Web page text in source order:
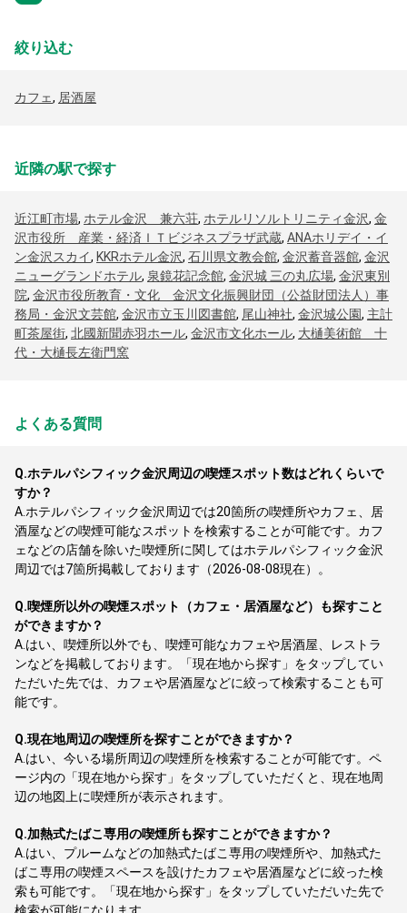
絞り込む
カフェ, 居酒屋
近隣の駅で探す
近江町市場, ホテル金沢 兼六荘, ホテルリソルトリニティ金沢, 金
沢市役所 産業・経済ＩＴビジネスプラザ武蔵, ANAホリデイ・イ
ン金沢スカイ, KKRホテル金沢, 石川県文教会館, 金沢蓄音器館, 金沢
ニューグランドホテル, 泉鏡花記念館, 金沢城 三の丸広場, 金沢東別
院, 金沢市役所教育・文化 金沢文化振興財団（公益財団法人）事
務局・金沢文芸館, 金沢市立玉川図書館, 尾山神社, 金沢城公園, 主計
町茶屋街, 北國新聞赤羽ホール, 金沢市文化ホール, 大樋美術館 十
代・大樋長左衛門窯
よくある質問
Q.ホテルパシフィック金沢周辺の喫煙スポット数はどれくらいで
すか？
A. ホテルパシフィック金沢周辺では20箇所の喫煙所やカフェ、居
酒屋などの喫煙可能なスポットを検索することが可能です。カフ
ェなどの店舗を除いた喫煙所に関してはホテルパシフィック金沢
周辺では7箇所掲載しております（2026-08-08現在）。
Q.喫煙所以外の喫煙スポット（カフェ・居酒屋など）も探すこと
ができますか？
A. はい、喫煙所以外でも、喫煙可能なカフェや居酒屋、レストラ
ンなどを掲載しております。「現在地から探す」をタップしてい
ただいた先では、カフェや居酒屋などに絞って検索することも可
能です。
Q.現在地周辺の喫煙所を探すことができますか？
A. はい、今いる場所周辺の喫煙所を検索することが可能です。ペ
ージ内の「現在地から探す」をタップしていただくと、現在地周
辺の地図上に喫煙所が表示されます。
Q.加熱式たばこ専用の喫煙所も探すことができますか？
A. はい、プルームなどの加熱式たばこ専用の喫煙所や、加熱式た
ばこ専用の喫煙スペースを設けたカフェや居酒屋などに絞った検
索も可能です。「現在地から探す」をタップしていただいた先で